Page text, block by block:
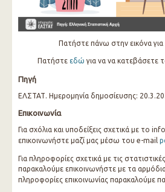
Πατήστε πάνω στην εικόνα για
Πατήστε εδώ για να να
Πηγή
ΕΛΣΤΑΤ. Ημερομηνία δημοσίευσης:
Επικοινωνία
Για σχόλια και υποδείξεις σχετικά με το
επικοινωνήστε μαζί μας μέσω του e-mail
Για πληροφορίες σχετικά με τις
παρακαλούμε επικοινωνήστε με τα
πληροφορίες επικοινωνίας παρακαλούμε